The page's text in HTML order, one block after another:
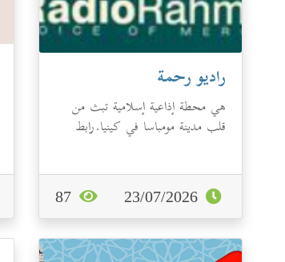
راديو رحمة
هي محطة إذاعية إسلامية تبث من
قلب مدينة مومباسا في كينيا.رابط